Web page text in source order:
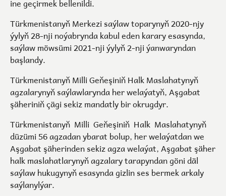
ine geçirmek bellenildi.
Türkmenistanyň Merkezi saýlaw toparynyň 2020-njy
ýylyň 28-nji noýabrynda kabul eden karary esasynda,
saýlaw möwsümi 2021-nji ýylyň 2-nji ýanwaryndan
başlandy.
Türkmenistanyň Milli Geňeşiniň Halk Maslahatynyň
agzalarynyň saýlawlarynda her welaýatyň, Aşgabat
şäheriniň çägi sekiz mandatly bir okrugdyr.
Türkmenistanyň Milli Geňeşiniň Halk Maslahatynyň
düzümi 56 agzadan ybarat bolup, her welaýatdan we
Aşgabat şäherinden sekiz agza welaýat, Aşgabat şäher
halk maslahatlarynyň agzalary tarapyndan göni däl
saýlaw hukugynyň esasynda gizlin ses bermek arkaly
saýlanylýar.